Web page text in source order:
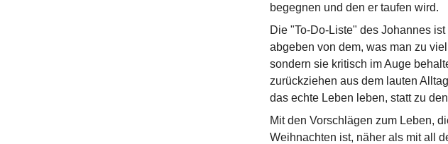
begegnen und den er taufen wird.
Die "To-Do-Liste" des Johannes
abgeben von dem, was man zu
sondern sie kritisch im Auge
zurückziehen aus dem lauten
das echte Leben leben, statt zu
Mit den Vorschlägen zum Leben,
Weihnachten ist, näher als mit all